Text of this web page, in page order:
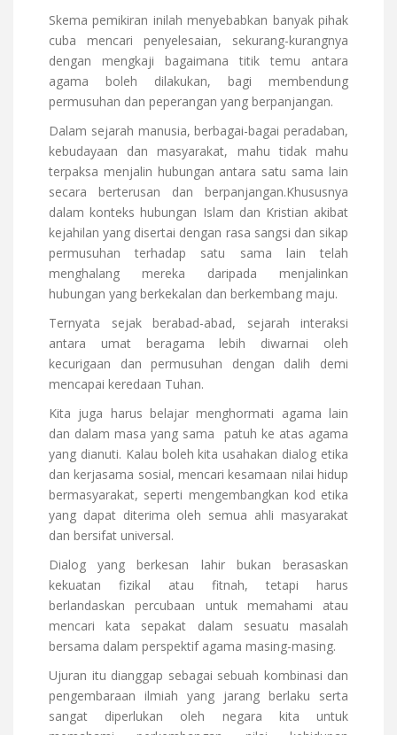
Skema pemikiran inilah menyebabkan banyak pihak
cuba mencari penyelesaian, sekurang-kurangnya
dengan mengkaji bagaimana titik temu antara
agama boleh dilakukan, bagi membendung
permusuhan dan peperangan yang berpanjangan.
Dalam sejarah manusia, berbagai-bagai peradaban,
kebudayaan dan masyarakat, mahu tidak mahu
terpaksa menjalin hubungan antara satu sama lain
secara berterusan dan berpanjangan.Khususnya
dalam konteks hubungan Islam dan Kristian akibat
kejahilan yang disertai dengan rasa sangsi dan sikap
permusuhan terhadap satu sama lain telah
menghalang mereka daripada menjalinkan
hubungan yang berkekalan dan berkembang maju.
Ternyata sejak berabad-abad, sejarah interaksi
antara umat beragama lebih diwarnai oleh
kecurigaan dan permusuhan dengan dalih demi
mencapai keredaan Tuhan.
Kita juga harus belajar menghormati agama lain
dan dalam masa yang sama patuh ke atas agama
yang dianuti. Kalau boleh kita usahakan dialog etika
dan kerjasama sosial, mencari kesamaan nilai hidup
bermasyarakat, seperti mengembangkan kod etika
yang dapat diterima oleh semua ahli masyarakat
dan bersifat universal.
Dialog yang berkesan lahir bukan berasaskan
kekuatan fizikal atau fitnah, tetapi harus
berlandaskan percubaan untuk memahami atau
mencari kata sepakat dalam sesuatu masalah
bersama dalam perspektif agama masing-masing.
Ujuran itu dianggap sebagai sebuah kombinasi dan
pengembaraan ilmiah yang jarang berlaku serta
sangat diperlukan oleh negara kita untuk